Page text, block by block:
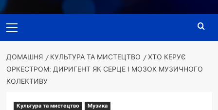
меню
ДОМАШНЯ КУЛЬТУРА ТА МИСТЕЦТВО
ХТО КЕРУЄ
ОРКЕСТРОМ: ДИРИГЕНТ ЯК СЕРЦЕ І МОЗОК МУЗИЧНОГО
КОЛЕКТИВУ
Культура та мистецтво Музика